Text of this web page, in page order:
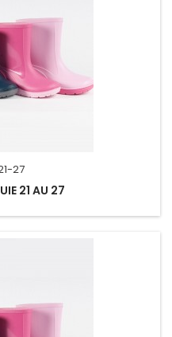
27
21 AU 27